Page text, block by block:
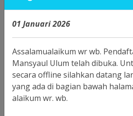
01 Januari 2026
Assalamualaikum wr wb.
Mansyaul Ulum telah dibuka.
secara offline silahkan datang
yang ada di bagian bawah
alaikum wr. wb.